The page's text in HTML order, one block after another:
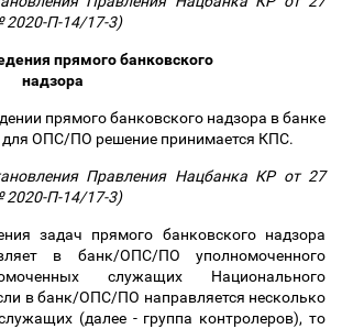
2020-П-14/17-3)
прямого банковского
надзора
прямого банковского надзора в банке
ОПС/ПО решение принимается КПС.
Правления Нацбанка КР от 27
2020-П-14/17-3)
задач прямого банковского надзора
в банк/ОПС/ПО уполномоченного
служащих Национального
в банк/ОПС/ПО направляется несколько
(далее - группа контролеров), то